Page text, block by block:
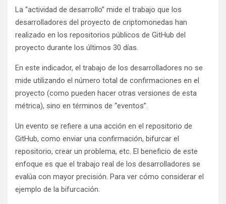
La “actividad de desarrollo” mide el trabajo que los
desarrolladores del proyecto de criptomonedas han
realizado en los repositorios públicos de GitHub del
proyecto durante los últimos 30 días.
En este indicador, el trabajo de los desarrolladores no se
mide utilizando el número total de confirmaciones en el
proyecto (como pueden hacer otras versiones de esta
métrica), sino en términos de “eventos”.
Un evento se refiere a una acción en el repositorio de
GitHub, como enviar una confirmación, bifurcar el
repositorio, crear un problema, etc. El beneficio de este
enfoque es que el trabajo real de los desarrolladores se
evalúa con mayor precisión. Para ver cómo considerar el
ejemplo de la bifurcación.